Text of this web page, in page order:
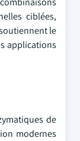
ciblées,
le
applications
de
modernes